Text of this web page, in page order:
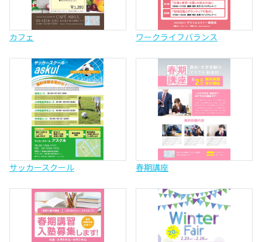
カフェ ワークライフバランス
サッカースクール 春期講座